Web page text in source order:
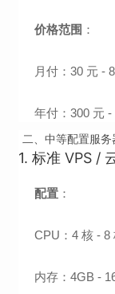
价格范围 ：
月付：30 元 -
年付：300 元 -
二、中等配置服
1. 标准 VPS /
配置 ：
CPU：4 核 - 8
内存：4GB -